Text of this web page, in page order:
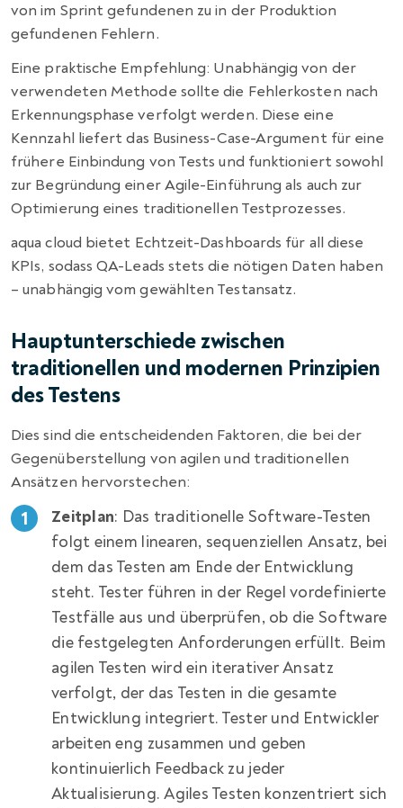
von im Sprint gefundenen zu in der Produktion
gefundenen Fehlern.
Eine praktische Empfehlung: Unabhängig von der
verwendeten Methode sollte die Fehlerkosten nach
Erkennungsphase verfolgt werden. Diese eine
Kennzahl liefert das Business-Case-Argument für eine
frühere Einbindung von Tests und funktioniert sowohl
zur Begründung einer Agile-Einführung als auch zur
Optimierung eines traditionellen Testprozesses.
aqua cloud bietet Echtzeit-Dashboards für all diese
KPIs, sodass QA-Leads stets die nötigen Daten haben
– unabhängig vom gewählten Testansatz.
Hauptunterschiede zwischen
traditionellen und modernen Prinzipien
des Testens
Dies sind die entscheidenden Faktoren, die bei der
Gegenüberstellung von agilen und traditionellen
Ansätzen hervorstechen:
Zeitplan: Das traditionelle Software-Testen
folgt einem linearen, sequenziellen Ansatz, bei
dem das Testen am Ende der Entwicklung
steht. Tester führen in der Regel vordefinierte
Testfälle aus und überprüfen, ob die Software
die festgelegten Anforderungen erfüllt. Beim
agilen Testen wird ein iterativer Ansatz
verfolgt, der das Testen in die gesamte
Entwicklung integriert. Tester und Entwickler
arbeiten eng zusammen und geben
kontinuierlich Feedback zu jeder
Aktualisierung. Agiles Testen konzentriert sich